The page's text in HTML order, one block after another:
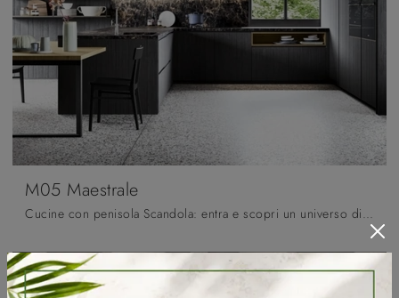
M05 Maestrale
Cucine con penisola Scandola: entra e scopri un universo di stile e design! La cucina classica M05 Maestrale ti sta aspettando.